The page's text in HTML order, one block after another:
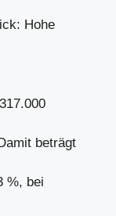
Hohe
beträgt
%, bei